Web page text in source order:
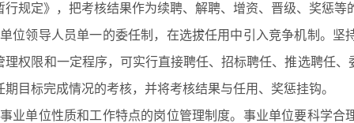
行规定》，把考核结果作为续聘、解聘、增资、晋级、奖惩等
位领导人员单一的委任制，在选拔任用中引入竞争机制。
理权限和一定程序，可实行直接聘任、招标聘任、推选聘任
目标完成情况的考核，并将考核结果与任用、奖惩挂钩。
业单位性质和工作特点的岗位管理制度。事业单位要科学